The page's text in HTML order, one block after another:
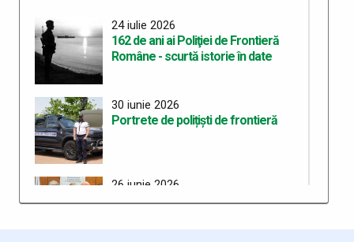
rezultate deosebite
organizate la Poliția de Frontieră
Română
Erasmus+ derulat de Academia de
Poliţie „Alexandru Ioan Cuza”
24 iulie 2026
162 de ani ai Poliţiei de Frontieră
Române - scurtă istorie în date
30 iunie 2026
Portrete de polițiști de frontieră
26 iunie 2026
Poliția de Frontieră Română,